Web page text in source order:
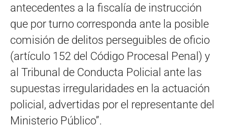
antecedentes a la fiscalía de instrucción
que por turno corresponda ante la posible
comisión de delitos perseguibles de oficio
(artículo 152 del Código Procesal Penal) y
al Tribunal de Conducta Policial ante las
supuestas irregularidades en la actuación
policial, advertidas por el representante del
Ministerio Público”.